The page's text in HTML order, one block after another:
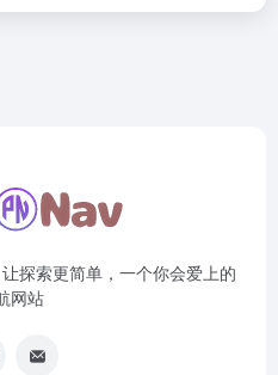
探索更简单，一个你会爱上的
网站